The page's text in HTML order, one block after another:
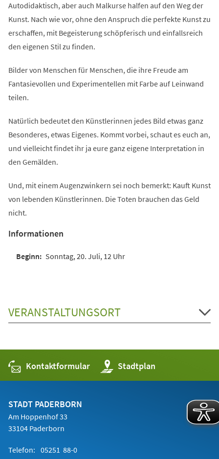
Autodidaktisch, aber auch Malkurse halfen auf den Weg der
Kunst. Nach wie vor, ohne den Anspruch die perfekte Kunst zu
erschaffen, mit Begeisterung schöpferisch und einfallsreich
den eigenen Stil zu finden.
Bilder von Menschen für Menschen, die ihre Freude am
Fantasievollen und Experimentellen mit Farbe auf Leinwand
teilen.
Natürlich bedeutet den Künstlerinnen jedes Bild etwas ganz
Besonderes, etwas Eigenes. Kommt vorbei, schaut es euch an,
und vielleicht findet ihr ja eure ganz eigene Interpretation in
den Gemälden.
Und, mit einem Augenzwinkern sei noch bemerkt: Kauft Kunst
von lebenden Künstlerinnen. Die Toten brauchen das Geld
nicht.
Informationen
Sonntag, 20. Juli, 12 Uhr
VERANSTALTUNGSORT
Kontaktformular Stadtplan
(Öffnet
in
einem
STADT PADERBORN
Am Hoppenhof 33
33104 Paderborn
Telefon: 05251 88-0